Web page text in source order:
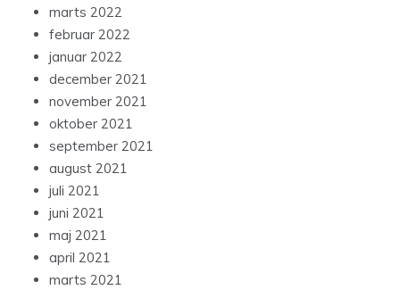
marts 2022
februar 2022
januar 2022
december 2021
november 2021
oktober 2021
september 2021
august 2021
juli 2021
juni 2021
maj 2021
april 2021
marts 2021